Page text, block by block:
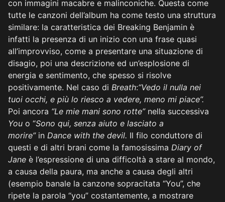
con immagini macabre e malinconiche. Questa come
tutte le canzoni dell’album ha come testo una struttura
similare: la caratteristica dei Breaking Benjamin è
infatti la presenza di un inizio con una frase quasi
all’improvviso, come a presentare una situazione di
disagio, poi una descrizione ed un’esplosione di
energia e sentimento, che spesso si risolve
positivamente. Nel caso di Breath:“Vedo il nulla nei
tuoi occhi, e più lo riesco a vedere, meno mi piace”.
Poi ancora “Le mie mani sono rotte”nella successiva
You o “Sono qui, senza aiuto e lasciato a
morire” in Dance with the devil. Il filo conduttore di
questi e di altri brani come la famosissima Diary of
Jane è l’espressione di una difficoltà a stare al mondo,
a causa della paura, ma anche a causa degli altri
(esempio banale la canzone sopracitata “You”, che
ripete la parola “you” costantemente, a mostrare